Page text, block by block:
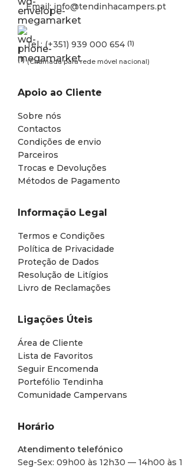
Email: info@tendinhacampers.pt
Tel.: (+351) 939 000 654 (1)
(1) (Chamada para rede móvel nacional)
Apoio ao Cliente
Sobre nós
Contactos
Condições de envio
Parceiros
Trocas e Devoluções
Métodos de Pagamento
Informação Legal
Termos e Condições
Política de Privacidade
Proteção de Dados
Resolução de Litígios
Livro de Reclamações
Ligações Úteis
Área de Cliente
Lista de Favoritos
Seguir Encomenda
Portefólio Tendinha
Comunidade Campervans
Horário
Atendimento telefónico
Seg-Sex: 09h00 às 12h30 — 14h00 às